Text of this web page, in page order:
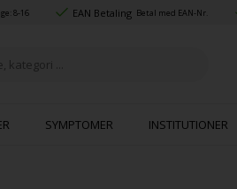
8-16 EAN Betaling Betal med EAN-Nr.
SYMPTOMER INSTITUTIONER